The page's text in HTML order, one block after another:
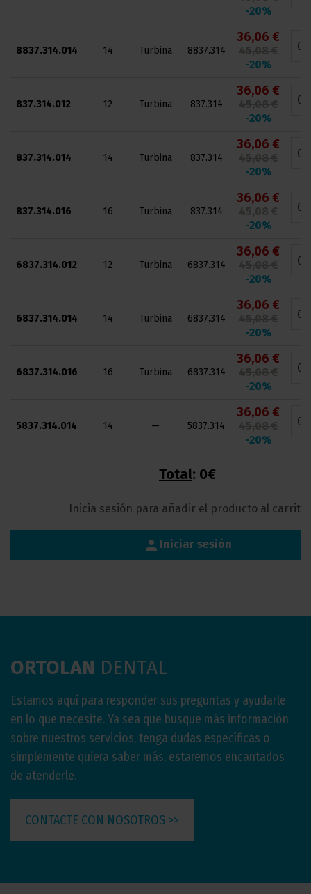
-20%
8837.314.014 14 Turbina 8837.314
36,06 €
-20%
837.314.012 12 Turbina 837.314
36,06 €
-20%
837.314.014 14 Turbina 837.314
36,06 €
-20%
837.314.016 16 Turbina 837.314
36,06 €
-20%
6837.314.012 12 Turbina 6837.314
36,06 €
-20%
6837.314.014 14 Turbina 6837.314
36,06 €
-20%
6837.314.016 16 Turbina 6837.314
36,06 €
-20%
5837.314.014 14 — 5837.314
36,06 €
-20%
Total: 0€
Inicia sesión para añadir el producto al carrito
person Iniciar sesión
ORTOLAN DENTAL
Estamos aquí para responder sus preguntas y ayudarle
en lo que necesite. Ya sea que busque más información
sobre nuestros servicios, tenga dudas específicas o
simplemente quiera saber más, estaremos encantados
de atenderle.
CONTACTE CON NOSOTROS >>